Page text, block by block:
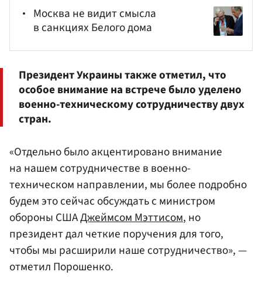
Москва не видит смысла
в санкциях Белого дома
Президент Украины также отметил, что
особое внимание на встрече было уделено
военно-техническому сотрудничеству двух
стран.
«Отдельно было акцентировано внимание
на нашем сотрудничестве в военно-
техническом направлении, мы более подробно
будем это сейчас обсуждать с министром
обороны СШАДжеймсом Мэттисом, но
президент дал четкие поручения для того,
чтобы мы расширили наше сотрудничество», —
отметил Порошенко.